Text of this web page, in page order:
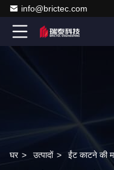
info@brictec.com
घर > उत्पादों > ईंट काटने की